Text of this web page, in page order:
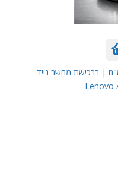
אלחוטי למחשב נייד ב -99 ש"ח | ברכישת מחשב נייד
Lenovo